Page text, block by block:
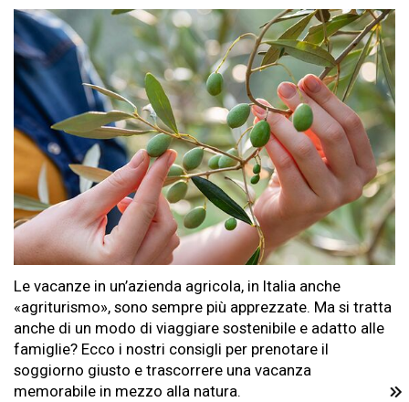
Le vacanze in un’azienda agricola, in Italia anche
«agriturismo», sono sempre più apprezzate. Ma si tratta
anche di un modo di viaggiare sostenibile e adatto alle
famiglie? Ecco i nostri consigli per prenotare il
soggiorno giusto e trascorrere una vacanza
memorabile in mezzo alla natura.